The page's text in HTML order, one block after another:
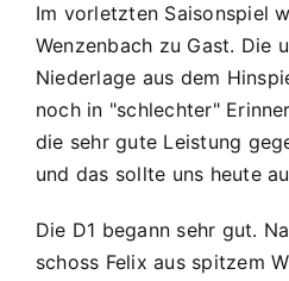
–
Im vorletzten Saisonspiel
Wenzenbach zu Gast. Die
Niederlage aus dem
noch in "schlechter"
die sehr gute Leistung
und das sollte uns heute
Die D1 begann sehr gut.
schoss Felix aus spitzem